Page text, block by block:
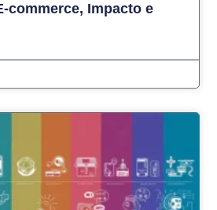
commerce, Impacto e